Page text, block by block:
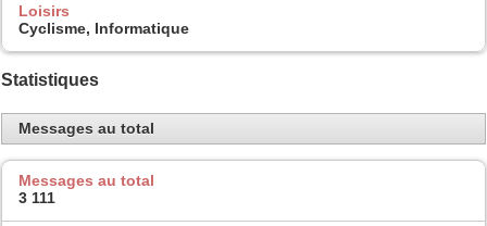
Loisirs
Cyclisme, Informatique
Statistiques
Messages au total
Messages au total
3 111